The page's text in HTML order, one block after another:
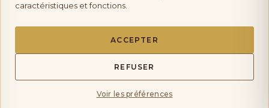
caractéristiques et fonctions.
ACCEPTER
REFUSER
Voir les préférences
Les Saveurs de Provence
Provence | tous droits réservés.
Mentions Légales